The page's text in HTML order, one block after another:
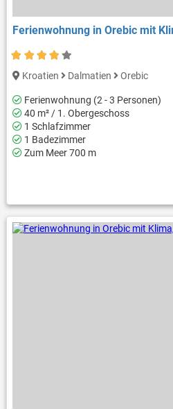
Ferienwohnung in Orebic mit
Kroatien Dalmatien Orebic
Ferienwohnung (2 - 3 Personen)
40 m² / 1. Obergeschoss
1 Schlafzimmer
1 Badezimmer
Zum Meer 700 m